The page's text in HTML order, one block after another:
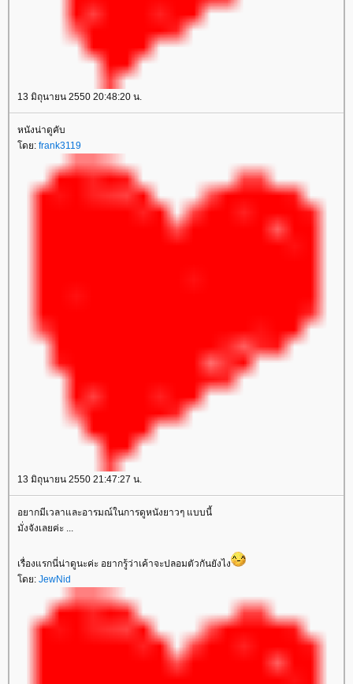
13 มิถุนายน 2550 20:48:20 น.
หนังน่าดูคับ
ดย: frank3119
13 มิถุนายน 2550 21:47:27 น.
อยากมีเวลาและอารมณ์ในการดูหนังยาวๆ แบบนี้
มั่งจังเลยค่ะ ...
เรื่องแรกนี่น่าดูนะค่ะ อยากรู้ว่าเค้าจะปลอมตัวกันยังไง
ดย: JewNid